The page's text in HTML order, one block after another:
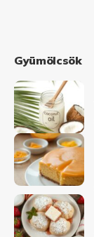
Gyümölcsök